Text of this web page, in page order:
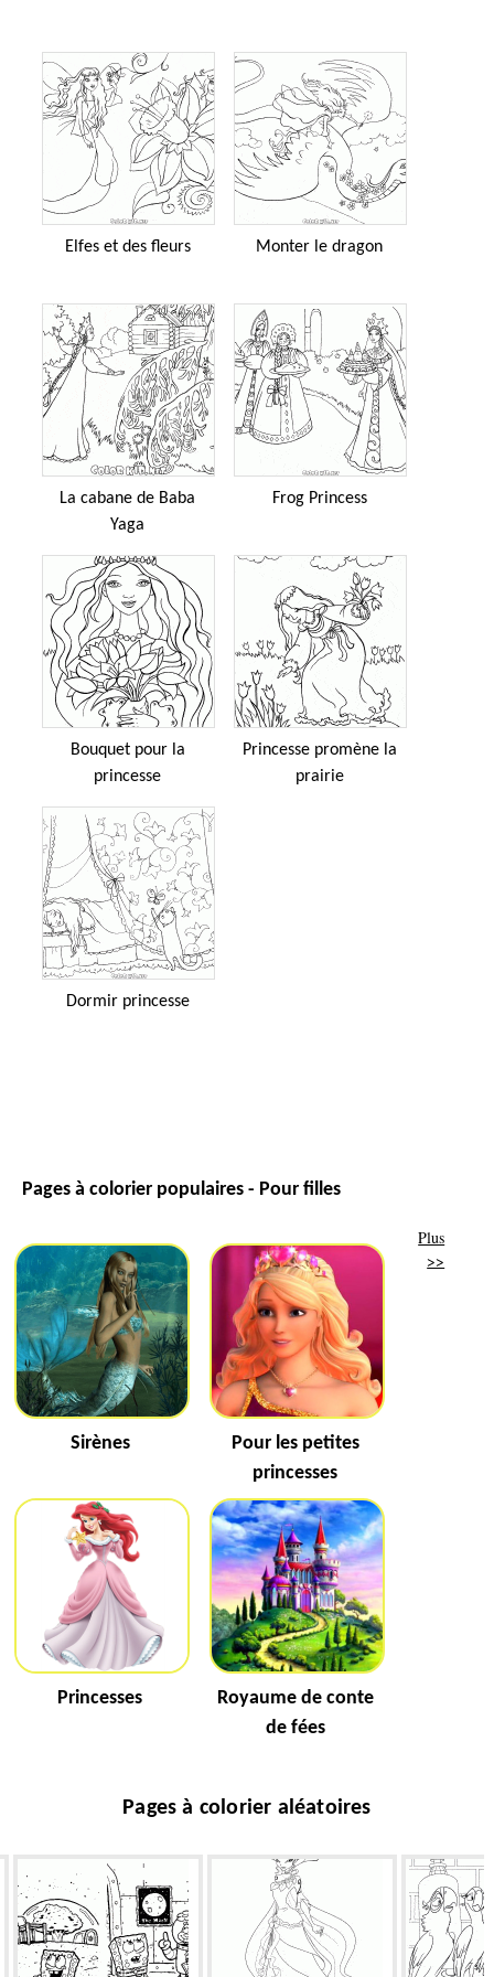
Elfes et des fleurs Monter le dragon
La cabane de Baba
Yaga
Frog Princess
Bouquet pour la
princesse
Princesse promène la
prairie
Dormir princesse
Pages à colorier populaires - Pour filles
Sirènes
Pour les petites
princesses
Princesses
Royaume de conte
de fées
Plus
>>
Pages à colorier aléatoires